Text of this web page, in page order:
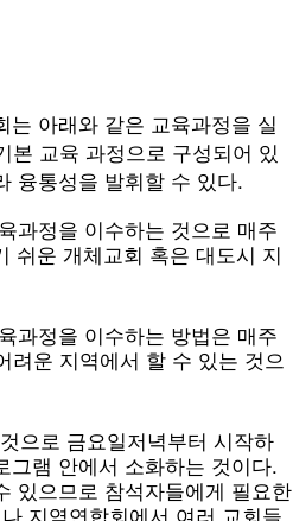
아래와 같은 교육과정을 실
본 교육 과정으로 구성되어 있
융통성을 발휘할 수 있다.
과정을 이수하는 것으로 매주
쉬운 개체교회 혹은 대도시 지
과정을 이수하는 방법은 매주
려운 지역에서 할 수 있는 것으
으로 금요일저녁부터 시작하
그램 안에서 소화하는 것이다.
있으므로 참석자들에게 필요한
지역연합회에서 여러 교회들